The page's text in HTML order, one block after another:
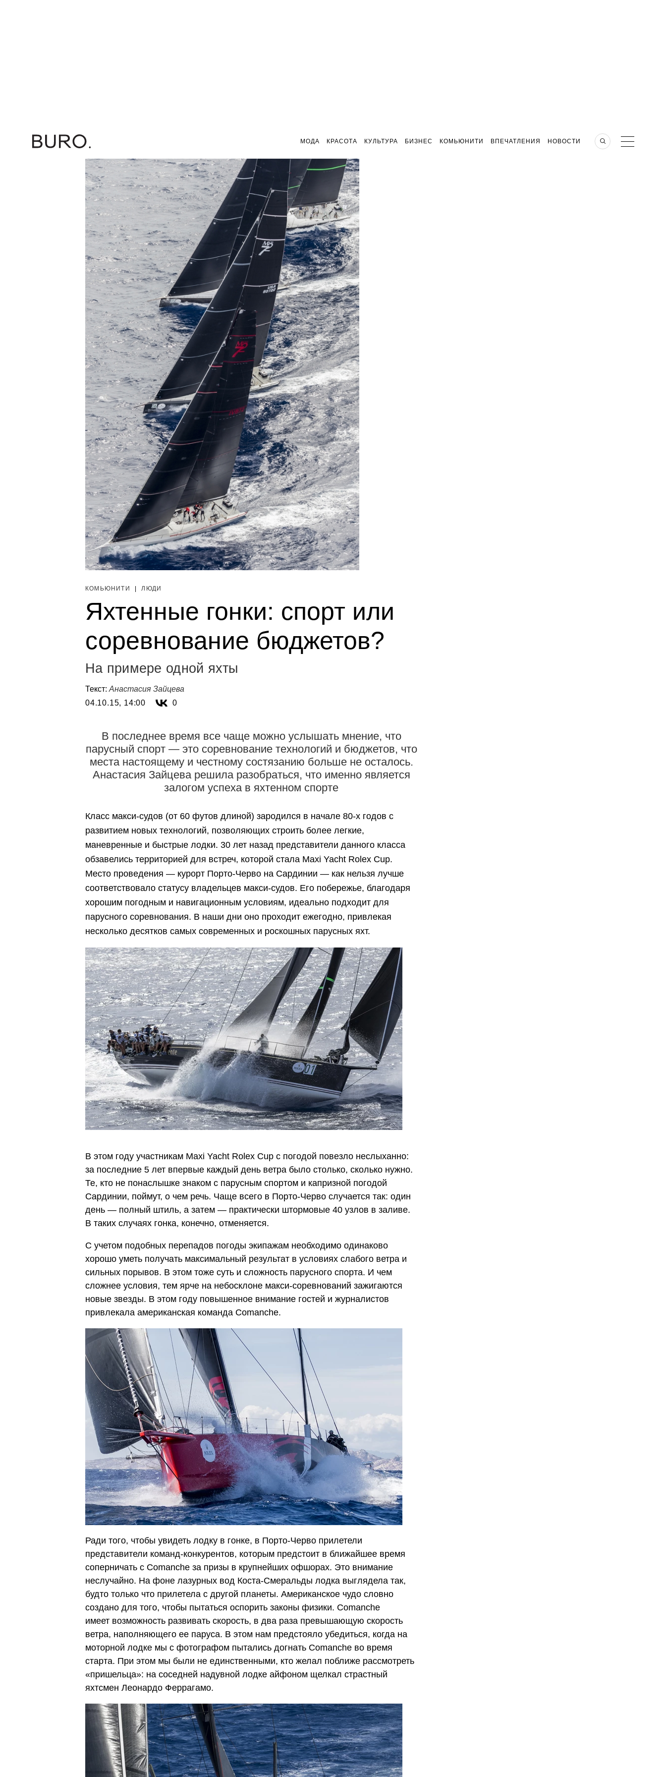
МОДА КРАСОТА КУЛЬТУРА БИЗНЕС КОМЬЮНИТИ ВПЕЧАТЛЕНИЯ НОВОСТИ
КОМЬЮНИТИ ЛЮДИ
Яхтенные гонки: спорт или
соревнование бюджетов?
На примере одной яхты
Текст: Анастасия Зайцева
04.10.15, 14:00
0
В последнее время все чаще можно услышать мнение, что
парусный спорт — это соревнование технологий и бюджетов, что
места настоящему и честному состязанию больше не осталось.
Анастасия Зайцева решила разобраться, что именно является
залогом успеха в яхтенном спорте
Класс макси-судов (от 60 футов длиной) зародился в начале 80-х годов с
развитием новых технологий, позволяющих строить более легкие,
маневренные и быстрые лодки. 30 лет назад представители данного класса
обзавелись территорией для встреч, которой стала Maxi Yacht Rolex Cup.
Место проведения — курорт Порто-Черво на Сардинии — как нельзя лучше
соответствовало статусу владельцев макси-судов. Его побережье, благодаря
хорошим погодным и навигационным условиям, идеально подходит для
парусного соревнования. В наши дни оно проходит ежегодно, привлекая
несколько десятков самых современных и роскошных парусных яхт.
В этом году участникам Maxi Yacht Rolex Cup с погодой повезло неслыханно:
за последние 5 лет впервые каждый день ветра было столько, сколько нужно.
Те, кто не понаслышке знаком с парусным спортом и капризной погодой
Сардинии, поймут, о чем речь. Чаще всего в Порто-Черво случается так: один
день — полный штиль, а затем — практически штормовые 40 узлов в заливе.
В таких случаях гонка, конечно, отменяется.
С учетом подобных перепадов погоды экипажам необходимо одинаково
хорошо уметь получать максимальный результат в условиях слабого ветра и
сильных порывов. В этом тоже суть и сложность парусного спорта. И чем
сложнее условия, тем ярче на небосклоне макси-соревнований зажигаются
новые звезды. В этом году повышенное внимание гостей и журналистов
привлекала американская команда Comanche.
Ради того, чтобы увидеть лодку в гонке, в Порто-Черво прилетели
представители команд-конкурентов, которым предстоит в ближайшее время
соперничать с Comanche за призы в крупнейших офшорах. Это внимание
неслучайно. На фоне лазурных вод Коста-Смеральды лодка выглядела так,
будто только что прилетела с другой планеты. Американское чудо словно
создано для того, чтобы пытаться оспорить законы физики. Comanche
имеет возможность развивать скорость, в два раза превышающую скорость
ветра, наполняющего ее паруса. В этом нам предстояло убедиться, когда на
моторной лодке мы с фотографом пытались догнать Comanche во время
старта. При этом мы были не единственными, кто желал поближе рассмотреть
«пришельца»: на соседней надувной лодке айфоном щелкал страстный
яхтсмен Леонардо Феррагамо.